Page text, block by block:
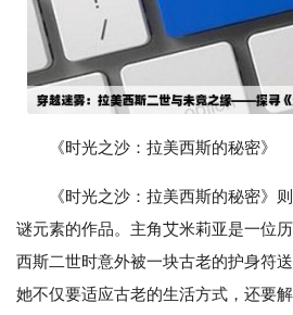
《时光之沙：拉美西斯的秘密》
《时光之沙：拉美西斯的秘密》
谜元素的作品。主角艾米莉亚是一位
西斯二世时意外被一块古老的护身符
她不仅要适应古老的生活方式，还要